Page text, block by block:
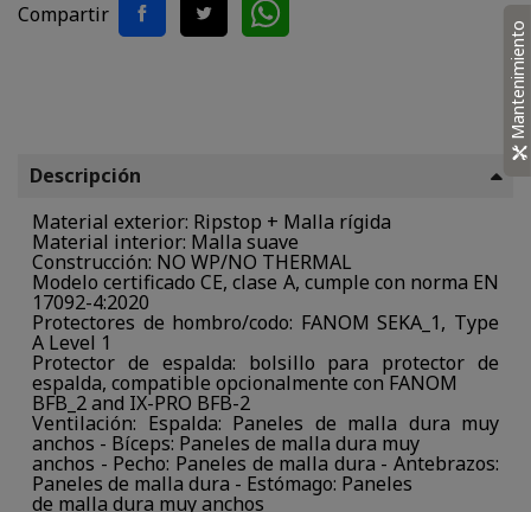
Compartir
Descripción
Material exterior: Ripstop + Malla rígida
Material interior: Malla suave
Construcción: NO WP/NO THERMAL
Modelo certificado CE, clase A, cumple con norma EN
17092-4:2020
Protectores de hombro/codo: FANOM SEKA_1, Type
A Level 1
Protector de espalda: bolsillo para protector de
espalda, compatible opcionalmente con FANOM
BFB_2 and IX-PRO BFB-2
Ventilación: Espalda: Paneles de malla dura muy
anchos - Bíceps: Paneles de malla dura muy
anchos - Pecho: Paneles de malla dura - Antebrazos:
Paneles de malla dura - Estómago: Paneles
de malla dura muy anchos
Mantenimiento